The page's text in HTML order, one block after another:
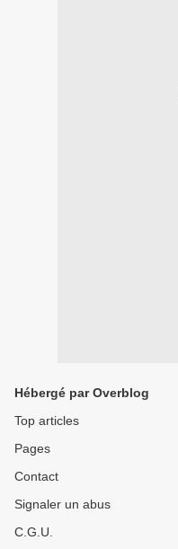
Hébergé par Overblog
Top articles
Pages
Contact
Signaler un abus
C.G.U.